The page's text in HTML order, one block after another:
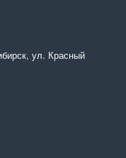
ул. Красный